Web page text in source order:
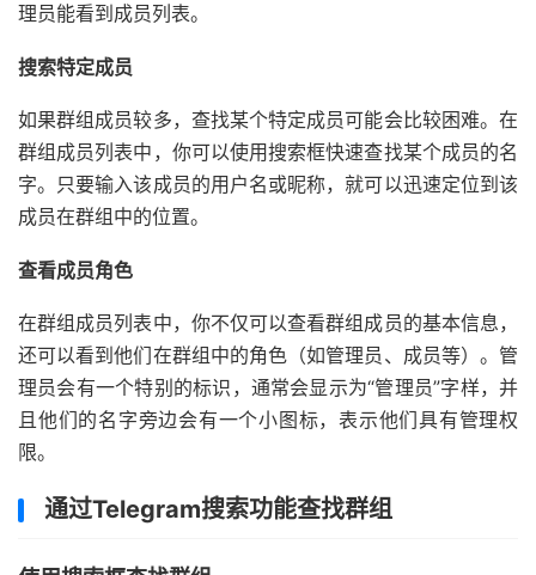
理员能看到成员列表。
搜索特定成员
如果群组成员较多，查找某个特定成员可能会比较困难。在
群组成员列表中，你可以使用搜索框快速查找某个成员的名
字。只要输入该成员的用户名或昵称，就可以迅速定位到该
成员在群组中的位置。
查看成员角色
在群组成员列表中，你不仅可以查看群组成员的基本信息，
还可以看到他们在群组中的角色（如管理员、成员等）。管
理员会有一个特别的标识，通常会显示为“管理员”字样，并
且他们的名字旁边会有一个小图标，表示他们具有管理权
限。
通过Telegram搜索功能查找群组